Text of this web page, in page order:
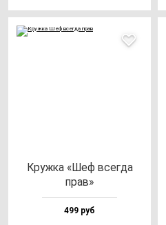
Круж­ка «Шеф всег­да
прав»
499 руб